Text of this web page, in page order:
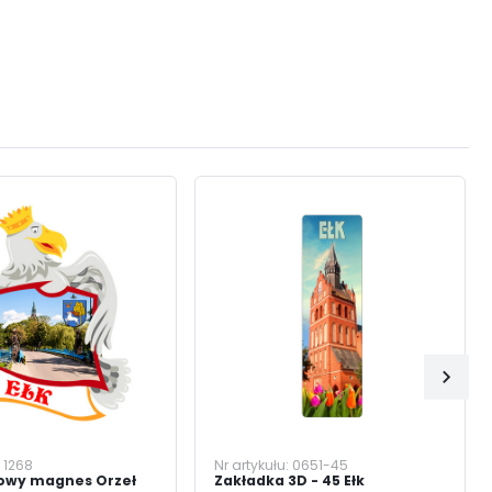
1268
magnes Orzeł
Nr artykułu: 0651-45
Zakładka 3D - 45 Ełk